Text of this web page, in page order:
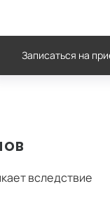
Записаться на
вследствие